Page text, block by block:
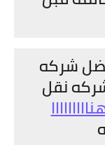
شركه
نقل